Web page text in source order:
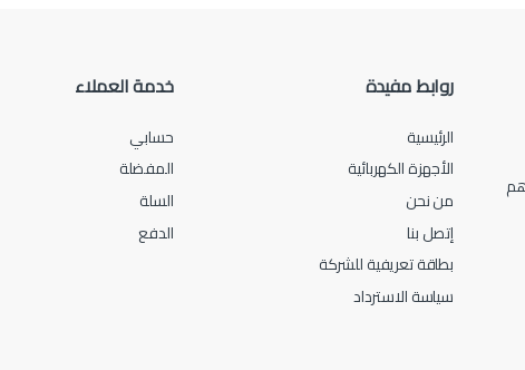
روابط مفيدة
الرئيسية
الأجهزة الكهربائية
من نحن
إتصل بنا
بطاقة تعريفية للشركة
سياسة الاسترداد
خدمة العملاء
حسابي
المفضلة
السلة
الدفع